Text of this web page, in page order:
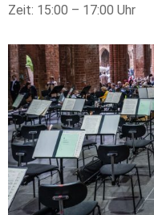
Zeit: 15:00 – 17:00 Uhr